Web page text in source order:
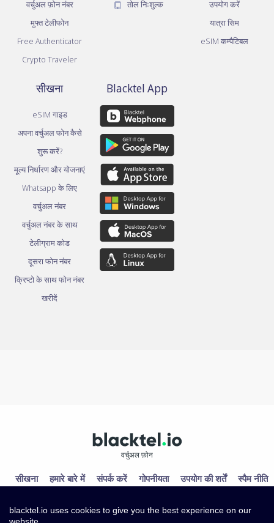
वर्चुअल फ़ोन नंबर
मुफ्त टेलीफोन
Free Authenticator
Crypto Traveler
तोल निःशुल्क
उपयोग करें
यात्रा सिम
eSIM कम्पैटिबल
सीखना
eSIM गाइड
अपना वर्चुअल फोन कैसे
शुरू करें?
मूल्य निर्धारण और योजनाएं
Whatsapp के लिए
वर्चुअल नंबर
वर्चुअल नंबर के साथ
टेलीग्राम कोड
दूसरा फोन नंबर
क्रिप्टो के साथ फोन नंबर
खरीदें
Blacktel App
वर्चुअल फ़ोन
सीखना हमारे बारे में संपर्क करें गोपनीयता उपयोग की शर्तें स्पैम नीति
blacktel.io uses cookies to give you the best experience on our